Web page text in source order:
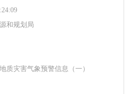
和规划局
质灾害气象预警信息（一）